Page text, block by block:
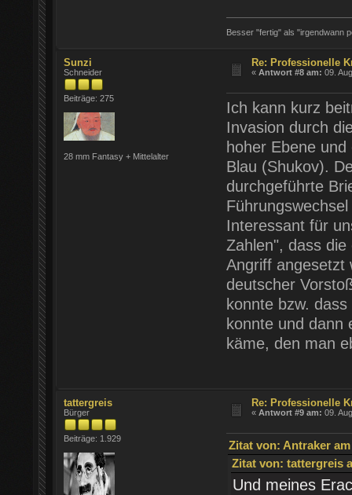
Besser "fertig" als "irgendwann
Sunzi
Schneider
Beiträge: 275
28 mm Fantasy + Mittelalter
Re: Professionelle
«Antwort #8 am: 09.
Ich kann kurz
Invasion durch
hoher Ebene
Blau (Shukov).
durchgeführte
Interessant für
Zahlen", dass
Angriff angesetzt
deutscher
konnte bzw.
konnte und dann
käme, den man
tattergreis
Bürger
Beiträge: 1.929
Re: Professionelle
«Antwort #9 am: 09.
Zitat von: Antraker am
Zitat von: tattergreis
Und meines